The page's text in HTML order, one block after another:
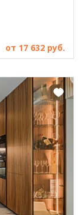
от 17 632 руб.